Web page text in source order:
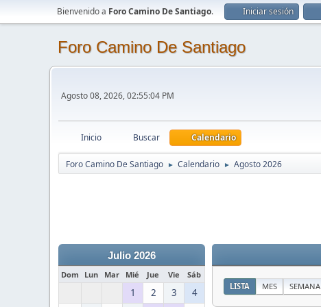
Bienvenido a Foro Camino De Santiago. Iniciar sesión
Foro Camino De Santiago
Agosto 08, 2026, 02:55:04 PM
Inicio Buscar Calendario
Foro Camino De Santiago ► Calendario ► Agosto 2026
Julio 2026
Dom Lun Mar Mié Jue Vie Sáb
1 2 3
4
LISTA MES SEMANA